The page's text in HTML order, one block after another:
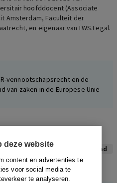
deze website
content en advertenties te
voor social media te
te analyseren.
hoofddocent (Associate
Amsterdam, Faculteit der
en eigenaar van LWS.Legal.
vennootschapsrecht en de
van zaken in de Europese Unie
Vancouver Leidraad